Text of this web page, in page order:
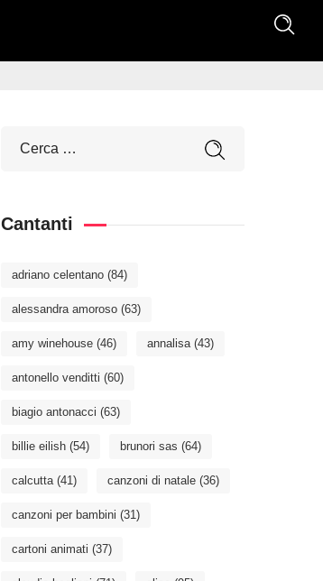
Cantanti
adriano celentano (84)
alessandra amoroso (63)
amy winehouse (46) annalisa(43)
antonello venditti (60)
biagio antonacci (63)
billie eilish (54) brunori sas (64)
calcutta(41) canzoni di natale (36)
canzoni per bambini (31)
cartoni animati (37)